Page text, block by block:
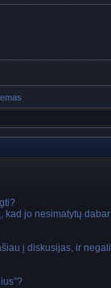
jo nesimatytų
į diskusijas, ir